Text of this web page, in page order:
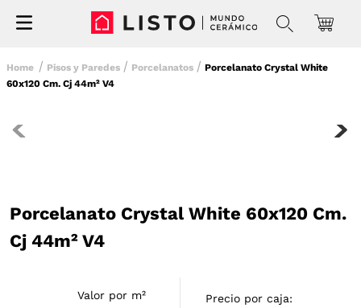
Pisos y Paredes Porcelanatos
Porcelanato Crystal White
60x120 Cm. Cj 44m² V4
Porcelanato Crystal White 60x120 Cm.
Cj 44m² V4
Valor por m² Precio por caja: